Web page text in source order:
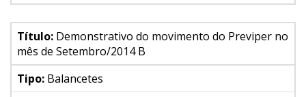
Título: Demonstrativo do movimento do Previper no
mês de Setembro/2014 B
Tipo: Balancetes